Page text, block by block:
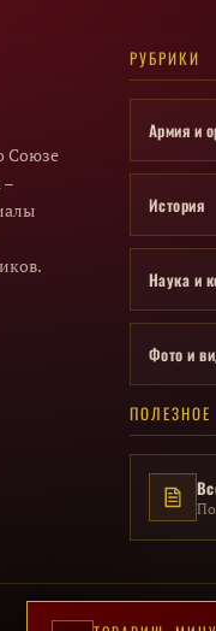
Союзе
–
РУБРИКИ
Армия и
История
Наука и
Фото и
ПОЛЕЗНОЕ